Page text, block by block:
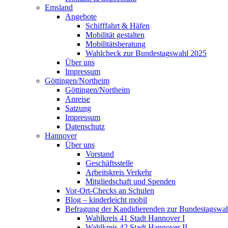
Emsland
Angebote
Schifffahrt & Häfen
Mobilität gestalten
Mobilitätsberatung
Wahlcheck zur Bundestagswahl 2025
Über uns
Impressum
Göttingen/Northeim
Göttingen/Northeim
Anreise
Satzung
Impressum
Datenschutz
Hannover
Über uns
Vorstand
Geschäftsstelle
Arbeitskreis Verkehr
Mitgliedschaft und Spenden
Vor-Ort-Checks an Schulen
Blog – kinderleicht mobil
Befragung der Kandidierenden zur
Wahlkreis 41 Stadt Hannover I